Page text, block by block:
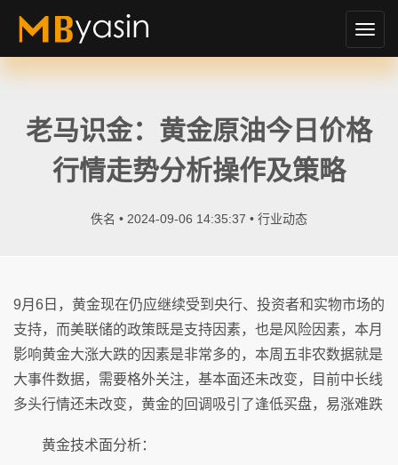
切
换
老马识金：黄金原油今日价格
行情走势分析操作及策略
佚名 • 2024-09-06 14:35:37 • 行业动态
9月6日，黄金现在仍应继续受到央行、投资者和实物市场的
支持，而美联储的政策既是支持因素，也是风险因素，本月
影响黄金大涨大跌的因素是非常多的，本周五非农数据就是
大事件数据，需要格外关注，基本面还未改变，目前中长线
多头行情还未改变，黄金的回调吸引了逢低买盘，易涨难跌
黄金技术面分析：